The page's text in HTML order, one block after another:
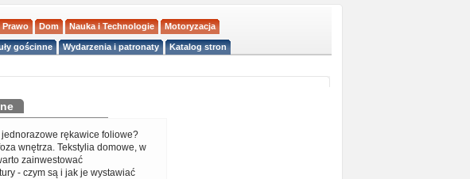
Prawo Dom Nauka i Technologie Motoryzacja
gościnne Wydarzenia i patronaty Katalog stron
rękawice foliowe?
wnętrza. Tekstylia domowe, w
zainwestować
- czym są i jak je wystawiać